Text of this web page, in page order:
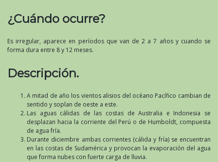
¿Cuándo ocurre?
Es irregular, aparece en períodos que van de 2 a 7 años y cuando se
forma dura entre 8 y 12 meses.
Descripción.
A mitad de año los vientos alisios del océano Pacífico cambian de
sentido y soplan de oeste a este.
Las aguas cálidas de las costas de Australia e Indonesia se
desplazan hacia la corriente del Perú o de Humboldt, compuesta
de agua fría.
Durante diciembre ambas corrientes (cálida y fría) se encuentran
en las costas de Sudamérica y provocan la evaporación del agua
que forma nubes con fuerte carga de lluvia.